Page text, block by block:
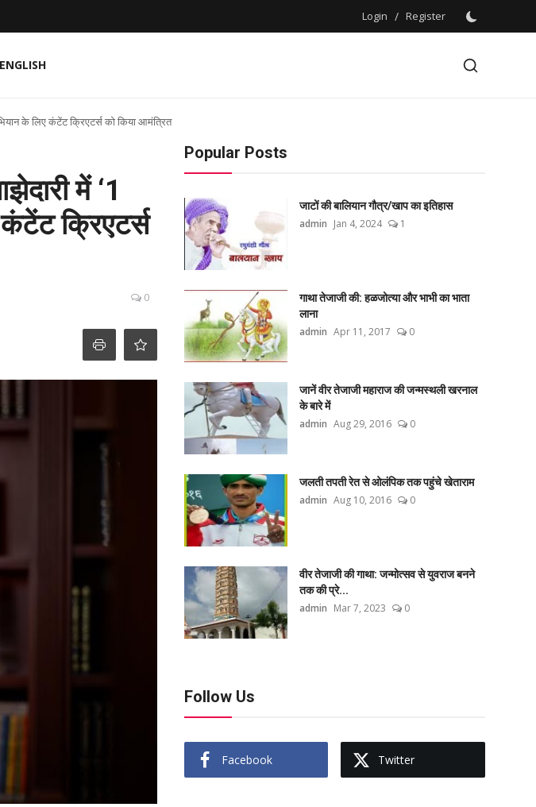
Login / Register
ENGLISH
के लिए कंटेंट क्रिएटर्स को किया आमंत्रित
में ‘1
क्रिएटर्स
0
Popular Posts
जाटों की बालियान गौत्र/खाप का इतिहास
admin Jan 4, 2024 1
गाथा तेजाजी की: हळजोत्या और भाभी का भाता
लाना
admin Apr 11, 2017 0
जानें वीर तेजाजी महाराज की जन्मस्थली खरनाल
के बारे में
admin Aug 29, 2016 0
जलती तपती रेत से ओलंपिक तक पहुंचे खेताराम
admin Aug 10, 2016 0
वीर तेजाजी की गाथा: जन्मोत्सव से युवराज बनने
तक की प्रे...
admin Mar 7, 2023 0
Follow Us
Facebook Twitter